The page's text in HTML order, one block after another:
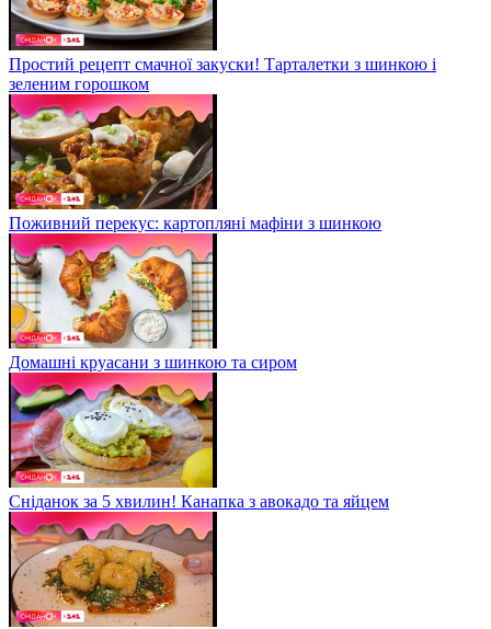
Простий рецепт смачної закуски! Тарталетки з шинкою і
зеленим горошком
Поживний перекус: картопляні мафіни з шинкою
Домашні круасани з шинкою та сиром
Сніданок за 5 хвилин! Канапка з авокадо та яйцем